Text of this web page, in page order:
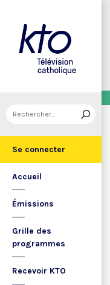
Se connecter
Accueil
Émissions
Grille des
programmes
Recevoir KTO